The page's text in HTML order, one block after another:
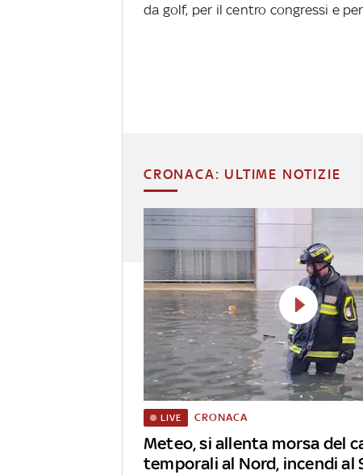
da golf, per il centro congressi e
CRONACA: ULTIME NOTIZIE
Meteo, si allenta morsa del
temporali al Nord, incendi al
LIVE CRONACA